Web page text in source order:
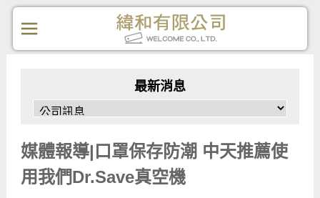
最新消息
媒體報導|口罩保存防潮 中天推薦使
用我們Dr.Save真空機